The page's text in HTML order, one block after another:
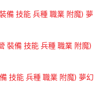
備 技能 兵種 職業 附魔) 夢
裝備 技能 兵種 職業 附魔)
技能 兵種 職業 附魔) 夢幻